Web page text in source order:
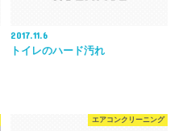
2017.11.6
トイレのハード汚れ
エアコンクリーニング